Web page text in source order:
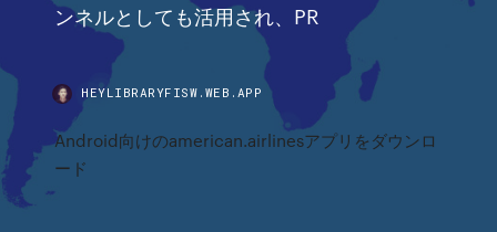
ンネルとしても活用され、PR
HEYLIBRARYFISW.WEB.APP
Android向けのamerican.airlinesアプリをダウンロ
ード